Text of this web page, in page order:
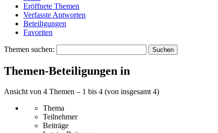
Eröffnete Themen
Verfasste Antworten
Beteiligungen
Favoriten
Themen suchen:
Themen-Beteiligungen in
Ansicht von 4 Themen – 1 bis 4 (von insgesamt 4)
Thema
Teilnehmer
Beiträge